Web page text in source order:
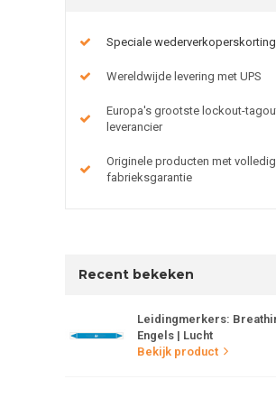
Speciale wederverkoperskorting
Wereldwijde levering met UPS
Europa's grootste lockout-
leverancier
Originele producten met
fabrieksgarantie
Recent bekeken
Leidingmerkers:
Engels | Lucht
Bekijk product